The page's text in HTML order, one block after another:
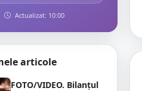
Actualizat: 10:00
articole
FOTO/VIDEO. Bilanțul